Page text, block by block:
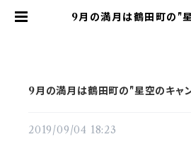
9月の満月は鶴田町の"
9月の満月は鶴田町の"星空のキャ
2019/09/04 18:23